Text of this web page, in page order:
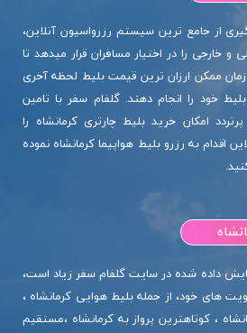
از جامع ترین سیستم رزرواسیون آنلاین،
و خارجی را در اختیار مسافران قرار میدهد تا
زمان ممکن ارزان ترین قیمت بلیط لحظه آخری
خود را انجام دهند. گلفام سفر با تامین
امکان خرید بلیط چارتری کرمانشاه را
اقدام به رزرو بلیط هواپیما کرمانشاه نموده
داده شده در سایت گلفام سفر زیاد است،
های خود، از جمله بلیط هوایی کرمانشاه ،
، کوتاهترین پرواز به کرمانشاه ،مستقیم